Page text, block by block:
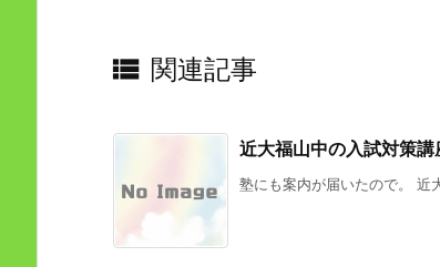
 関連記事
近大福山中の入試対策講
塾にも案内が届いたので。 近